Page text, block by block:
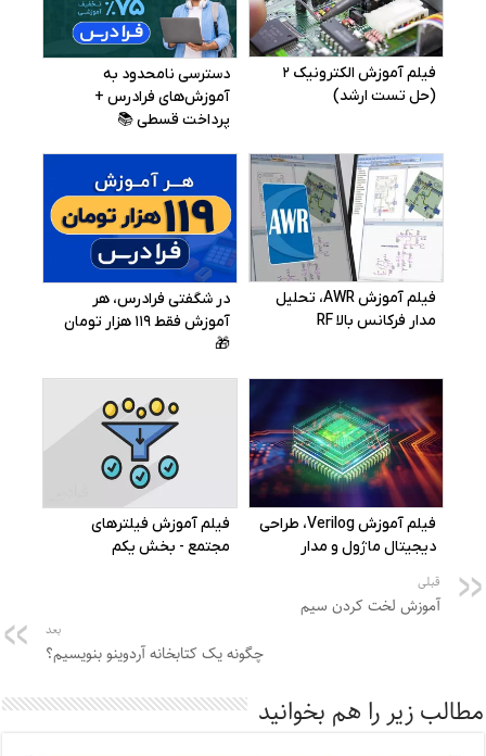
قبلی
آموزش لخت کردن سیم
بعد
چگونه یک کتابخانه آردوینو بنویسیم؟
مطالب زیر را هم بخوانید